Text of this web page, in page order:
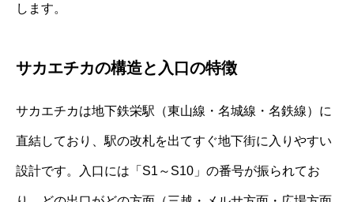
します。
サカエチカの構造と入口の特徴
サカエチカは地下鉄栄駅（東山線・名城線・名鉄線）に
直結しており、駅の改札を出てすぐ地下街に入りやすい
設計です。入口には「S1～S10」の番号が振られてお